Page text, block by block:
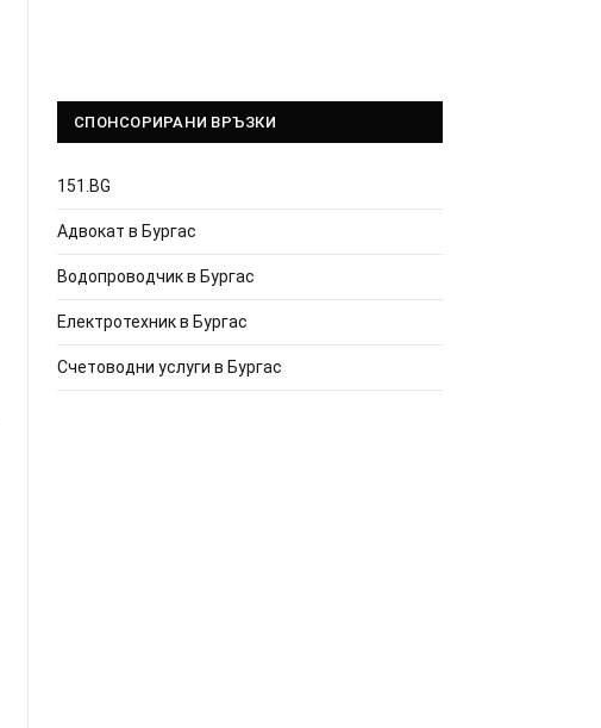
СПОНСОРИРАНИ ВРЪЗКИ
151.BG
Адвокат в Бургас
Водопроводчик в Бургас
Електротехник в Бургас
Счетоводни услуги в Бургас